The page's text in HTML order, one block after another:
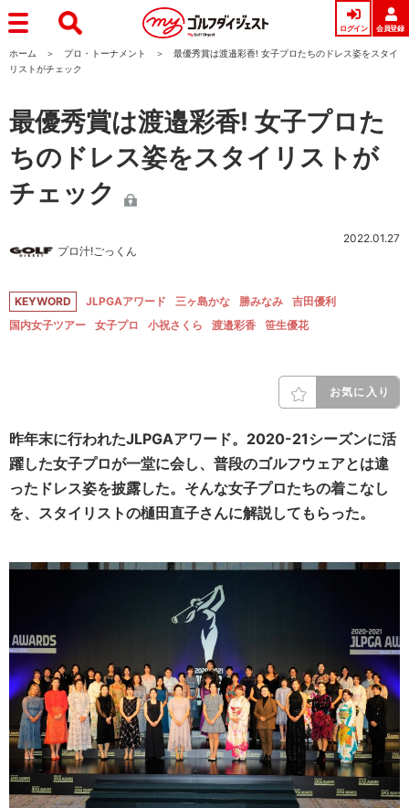
ログイン 会員登録
ホーム プロ・トーナメント
最優秀賞は渡邉彩香! 女子プロたちのドレス姿をスタイ
リストがチェック
最優秀賞は渡邉彩香! 女子プロた
ちのドレス姿をスタイリストが
チェック
プロ汁!ごっくん
2022.01.27
KEYWORD JLPGAアワード 三ヶ島かな 勝みなみ
吉田優利
国内女子ツアー
女子プロ 小祝さくら 渡邉彩香 笹生優花
お気に入り
昨年末に行われたJLPGAアワード。2020-21シーズンに活
躍した女子プロが一堂に会し、普段のゴルフウェアとは違
ったドレス姿を披露した。そんな女子プロたちの着こなし
を、スタイリストの樋田直子さんに解説してもらった。